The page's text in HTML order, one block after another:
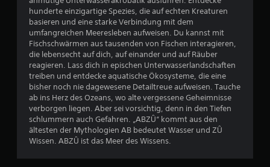
B
e
w
e
r
t
hunderte einzigartige Spezies, die auf echten Kreaturen
basieren und eine starke Verbindung mit dem
umfangreichen Meeresleben aufweisen. Du kannst mit
Fischschwärmen aus tausenden von Fischen interagieren,
die lebensecht auf dich, auf einander und auf Räuber
reagieren. Lass dich in epischen Unterwasserlandschaften
treiben und entdecke aquatische Ökosysteme, die eine
bisher noch nie dagewesene Detailtreue aufweisen. Tauche
ab ins Herz des Ozeans, wo alte vergessene Geheimnisse
verborgen liegen. Aber sei vorsichtig, denn in den Tiefen
schlummern auch Gefahren. „ABZÛ“ kommt aus den
ältesten der Mythologien AB bedeutet Wasser und ZÛ
Wissen. ABZÛ ist das Meer des Wissens.